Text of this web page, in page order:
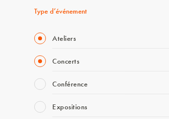
Type d’événement
Ateliers
Concerts
Conférence
Expositions